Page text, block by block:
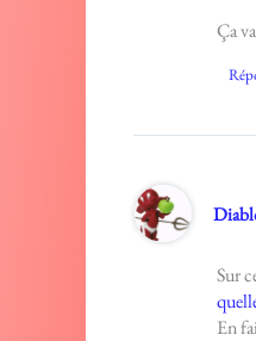
Ça
Sur
En